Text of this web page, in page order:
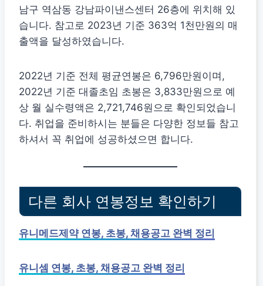
남구 역삼동 강남파이낸스센터 26층에 위치해 있
습니다. 참고로 2023년 기준 363억 1천만원의 매
출액을 달성하였습니다.
2022년 기준 전체 평균연봉은 6,796만원이며,
2022년 기준 대졸초임 초봉은 3,833만원으로 예
상 월 실수령액은 2,721,746원으로 확인되었습니
다. 취업을 준비하시는 분들은 다양한 정보들 참고
하셔서 꼭 취업에 성공하셨으면 합니다.
다른 회사 연봉정보 확인하기
유니메드제약 연봉, 초봉, 채용공고 완벽 정리
유니셈 연봉, 초봉, 채용공고 완벽 정리